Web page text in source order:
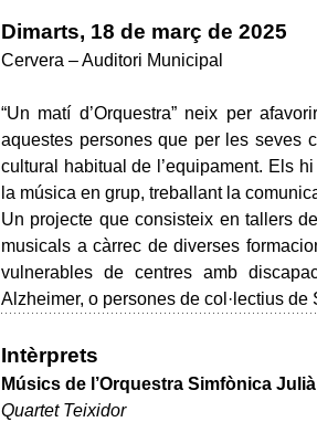
Dimarts, 18 de març de 2025
Cervera – Auditori Municipal
“Un matí d’Orquestra” neix per
aquestes persones que per les seves
cultural habitual de l’equipament. Els
la música en grup, treballant la
Un projecte que consisteix en tallers
musicals a càrrec de diverses
vulnerables de centres amb
Alzheimer, o persones de col·lectius de
Intèrprets
Músics de l’Orquestra Simfònica
Quartet Teixidor